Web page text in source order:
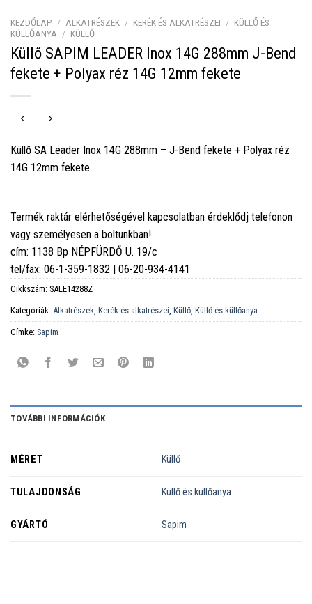
KEZDŐLAP / ALKATRÉSZEK / KERÉK ÉS ALKATRÉSZEI / KÜLLŐ ÉS
KÜLLŐANYA / KÜLLŐ
Küllő SAPIM LEADER Inox 14G 288mm J-Bend
fekete + Polyax réz 14G 12mm fekete
Küllő SA Leader Inox 14G 288mm – J-Bend fekete + Polyax réz
14G 12mm fekete
Termék raktár elérhetőségével kapcsolatban érdeklődj telefonon
vagy személyesen a boltunkban!
cím: 1138 Bp NÉPFÜRDŐ U. 19/c
tel/fax: 06-1-359-1832 | 06-20-934-4141
Cikkszám: SALE14288Z
Kategóriák: Alkatrészek Kerék és alkatrészei Küllő Küllő és küllőanya
Címke: Sapim
TOVÁBBI INFORMÁCIÓK
MÉRET Küllő
TULAJDONSÁG Küllő és küllőanya
GYÁRTÓ Sapim